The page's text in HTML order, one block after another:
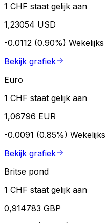
1 CHF staat gelijk aan
1,23054 USD
-0.0112 (0.90%) Wekelijks
Bekijk grafiek
Euro
1 CHF staat gelijk aan
1,06796 EUR
-0.0091 (0.85%) Wekelijks
Bekijk grafiek
Britse pond
1 CHF staat gelijk aan
0,914783 GBP